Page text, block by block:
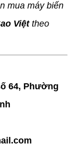
mua máy biến
Việttheo
64, Phường